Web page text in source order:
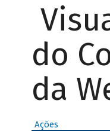
do
da
Ações